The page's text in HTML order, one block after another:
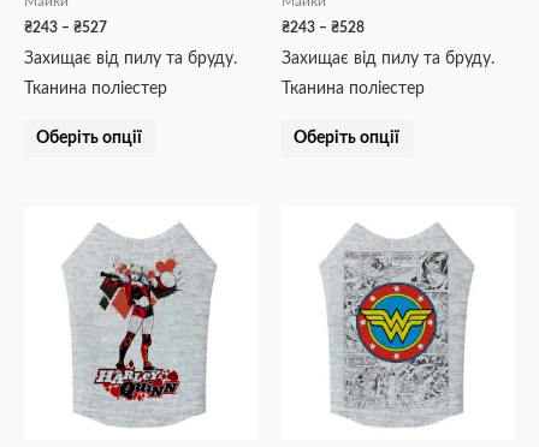
₴243 – ₴527
Захищає від пилу та бруду.
Тканина поліестер
Оберіть опції
₴243 – ₴528
Захищає від пилу та бруду.
Тканина поліестер
Оберіть опції
цін:
від
₴243
до
₴528
Цей
товар
має
кілька
варіантів.
Параметри
можна
вибрати
цін:
від
₴243
до
₴528
Цей
товар
має
кілька
варіантів.
Параметри
можна
вибрати